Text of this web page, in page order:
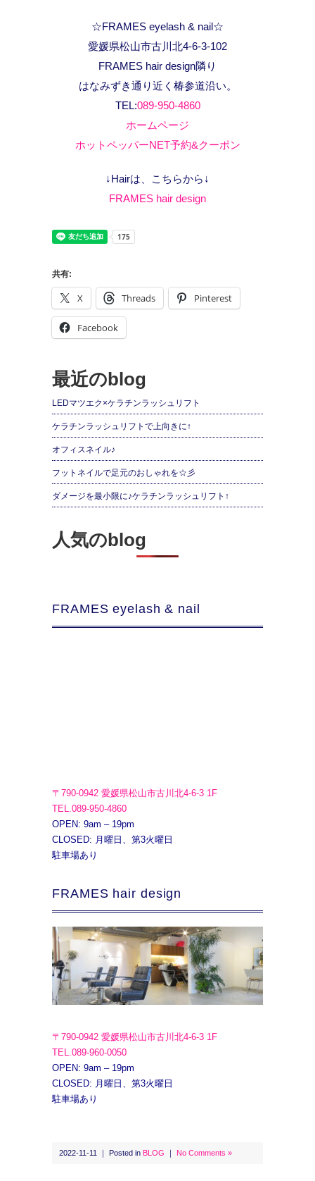
☆FRAMES eyelash & nail☆
愛媛県松山市古川北4-6-3-102
FRAMES hair design隣り
はなみずき通り近く椿参道沿い。
TEL:089-950-4860
ホームページ
ホットペッパーNET予約&クーポン
↓Hairは、こちらから↓
FRAMES hair design
共有:
X Threads Pinterest
Facebook
最近のblog
LEDマツエク×ケラチンラッシュリフト
ケラチンラッシュリフトで上向きに↑
オフィスネイル♪
フットネイルで足元のおしゃれを☆彡
ダメージを最小限に♪ケラチンラッシュリフト↑
人気のblog
FRAMES eyelash & nail
〒790-0942 愛媛県松山市古川北4-6-3 1F
TEL.089-950-4860
OPEN: 9am – 19pm
CLOSED: 月曜日、第3火曜日
駐車場あり
FRAMES hair design
〒790-0942 愛媛県松山市古川北4-6-3 1F
TEL.089-960-0050
OPEN: 9am – 19pm
CLOSED: 月曜日、第3火曜日
駐車場あり
2022-11-11 ｜ Posted in BLOG ｜ No Comments »